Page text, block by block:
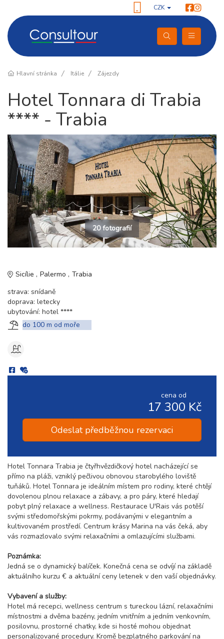
CZK
Hlavní stránka Itálie Zájezdy
Hotel Tonnara di Trabia
**** - Trabia
20 fotografií
Sicílie Palermo
Trabia
strava: snídaně
doprava: letecky
ubytování: hotel ****
do 100 m od moře
cena od
17 300 Kč
Odeslat předběžnou rezervaci
Hotel Tonnara Trabia je čtyřhvězdičkový hotel nacházející se
přímo na pláži, vzniklý pečlivou obnovou starobylého loviště
tuňáků. Hotel Tonnara je ideálním místem pro rodiny, které chtějí
dovolenou plnou relaxace a zábavy, a pro páry, které hledají
pobyt plný relaxace a wellness. Restaurace U'Rais vás potěší
svými středomořskými pokrmy, podávanými v elegantním a
kultivovaném prostředí. Centrum krásy Marina na vás čeká, aby
vás rozmazlovalo svými relaxačními a omlazujícími službami.
Poznámka:
Jedná se o dynamický balíček. Konečná cena se odvíjí na základě
aktuálního kurzu € a aktuální ceny letenek v den vaší objednávky.
Vybavení a služby:
Hotel má recepci, wellness centrum s tureckou lázní, relaxačními
místnostmi a dvěma bazény, jedním vnitřním a jedním venkovním,
posilovnu, prostorné chatky, kde si hosté mohou objednat
personalizované procedury. Kromě bezplatného parkování na